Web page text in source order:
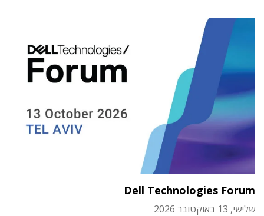
Dell Technologies Forum
שלישי, 13 באוקטובר 2026